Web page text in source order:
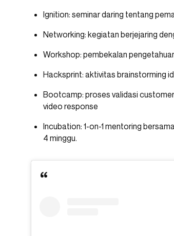
Ignition: seminar daring tentang
Networking: kegiatan berjejaring
Workshop: pembekalan
Hacksprint: aktivitas brainstorming
Bootcamp: proses validasi
video response
Incubation: 1-on-1 mentoring
4 minggu.